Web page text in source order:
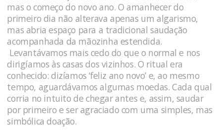
mas o começo do novo ano. O amanhecer do
primeiro dia não alterava apenas um algarismo,
mas abria espaço para a tradicional saudação
acompanhada da mãozinha estendida.
Levantávamos mais cedo do que o normal e nos
dirigíamos às casas dos vizinhos. O ritual era
conhecido: dizíamos ‘feliz ano novo’ e, ao mesmo
tempo, aguardávamos algumas moedas. Cada qual
corria no intuito de chegar antes e, assim, saudar
por primeiro e ser agraciado com uma simples, mas
simbólica doação.